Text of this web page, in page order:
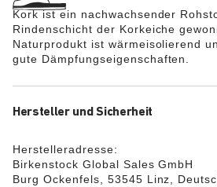
das einzigartige BIRKENSTOCK
geschlossenen Schuhen anderer
möchten.
Kork ist ein nachwachsender
Rindenschicht der Korkeiche
Naturprodukt ist wärmeisolierend
gute Dämpfungseigenschaften.
Hersteller und Sicherheit
Herstelleradresse:
Birkenstock Global Sales GmbH
Burg Ockenfels, 53545 Linz,